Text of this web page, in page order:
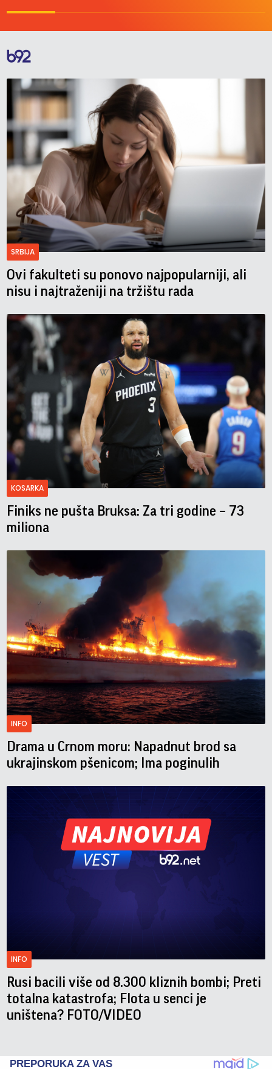
SRBIJA
Ovi fakulteti su ponovo najpopularniji, ali
nisu i najtraženiji na tržištu rada
KOSARKA
Finiks ne pušta Bruksa: Za tri godine – 73
miliona
INFO
Drama u Crnom moru: Napadnut brod sa
ukrajinskom pšenicom; Ima poginulih
INFO
Rusi bacili više od 8.300 kliznih bombi; Preti
totalna katastrofa; Flota u senci je
uništena? FOTO/VIDEO